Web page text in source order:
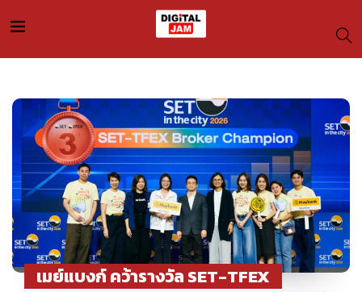
เมย์แบงก์ คว้ารางวัล SET-TFEX